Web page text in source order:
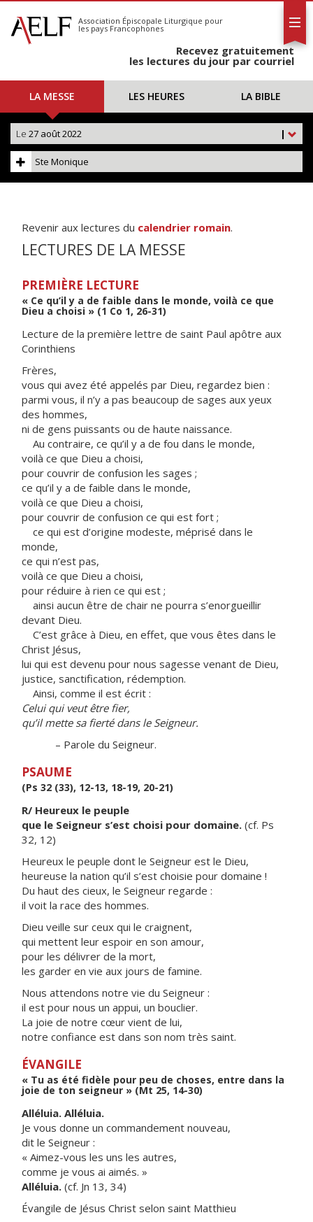
S'abonner
Calendrier
Association Épiscopale Liturgique pour
les pays Francophones
Recevez gratuitement
les lectures du jour par courriel
LA MESSE LES HEURES LA BIBLE
|
Le 27 août 2022
Ste Monique
Revenir aux lectures du calendrier romain.
LECTURES DE LA MESSE
PREMIÈRE LECTURE
« Ce qu’il y a de faible dans le monde, voilà ce que
Dieu a choisi » (1 Co 1, 26-31)
Lecture de la première lettre de saint Paul apôtre aux
Corinthiens
Frères,
vous qui avez été appelés par Dieu, regardez bien :
parmi vous, il n’y a pas beaucoup de sages aux yeux
des hommes,
ni de gens puissants ou de haute naissance.
Au contraire, ce qu’il y a de fou dans le monde,
voilà ce que Dieu a choisi,
pour couvrir de confusion les sages ;
ce qu’il y a de faible dans le monde,
voilà ce que Dieu a choisi,
pour couvrir de confusion ce qui est fort ;
ce qui est d’origine modeste, méprisé dans le
monde,
ce qui n’est pas,
voilà ce que Dieu a choisi,
pour réduire à rien ce qui est ;
ainsi aucun être de chair ne pourra s’enorgueillir
devant Dieu.
C’est grâce à Dieu, en effet, que vous êtes dans le
Christ Jésus,
lui qui est devenu pour nous sagesse venant de Dieu,
justice, sanctification, rédemption.
Ainsi, comme il est écrit :
Celui qui veut être fier,
qu’il mette sa fierté dans le Seigneur.
– Parole du Seigneur.
PSAUME
(Ps 32 (33), 12-13, 18-19, 20-21)
R/ Heureux le peuple
que le Seigneur s’est choisi pour domaine. (cf. Ps
32, 12)
Heureux le peuple dont le Seigneur est le Dieu,
heureuse la nation qu’il s’est choisie pour domaine !
Du haut des cieux, le Seigneur regarde :
il voit la race des hommes.
Dieu veille sur ceux qui le craignent,
qui mettent leur espoir en son amour,
pour les délivrer de la mort,
les garder en vie aux jours de famine.
Nous attendons notre vie du Seigneur :
il est pour nous un appui, un bouclier.
La joie de notre cœur vient de lui,
notre confiance est dans son nom très saint.
ÉVANGILE
« Tu as été fidèle pour peu de choses, entre dans la
joie de ton seigneur » (Mt 25, 14-30)
Alléluia. Alléluia.
Je vous donne un commandement nouveau,
dit le Seigneur :
« Aimez-vous les uns les autres,
comme je vous ai aimés. »
Alléluia. (cf. Jn 13, 34)
Évangile de Jésus Christ selon saint Matthieu